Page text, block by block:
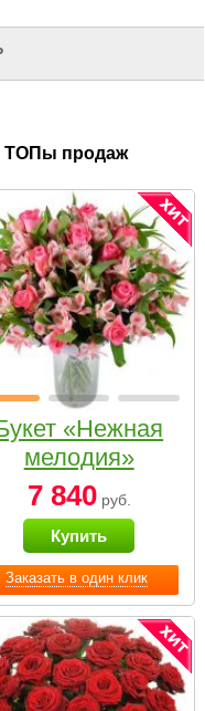
ТОПы продаж
Заказать в один клик
«Нежная
мелодия»
7 840руб.
Купить